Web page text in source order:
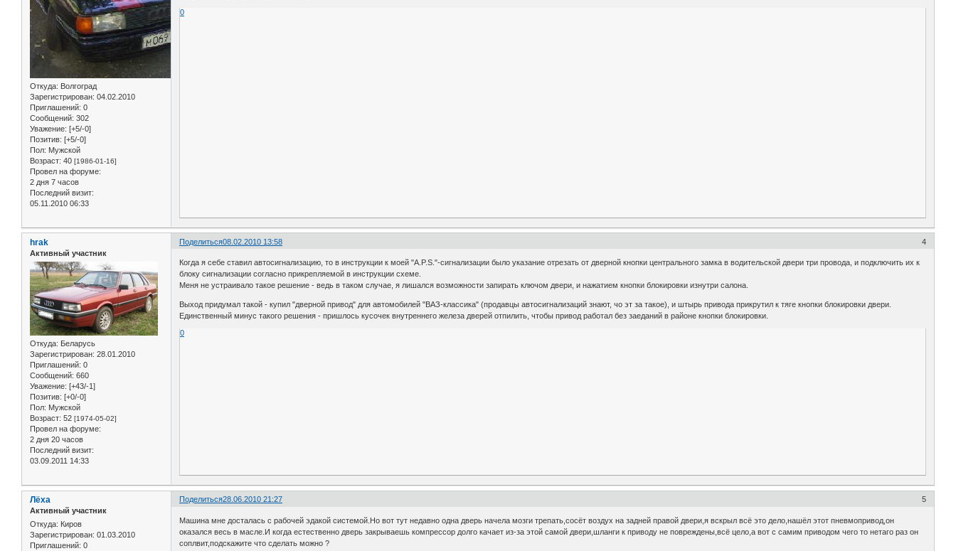
Откуда: Волгоград
Зарегистрирован: 04.02.2010
Приглашений: 0
Сообщений: 302
Уважение: [+5/-0]
Позитив: [+5/-0]
Пол: Мужской
Возраст: 40 [1986-01-16]
Провел на форуме:
2 дня 7 часов
Последний визит:
05.11.2010 06:33
0
Поделиться 4
08.02.2010 13:58
hrak
Активный участник
Откуда: Беларусь
Зарегистрирован: 28.01.2010
Приглашений: 0
Сообщений: 660
Уважение: [+43/-1]
Позитив: [+0/-0]
Пол: Мужской
Возраст: 52 [1974-05-02]
Провел на форуме:
2 дня 20 часов
Последний визит:
03.09.2011 14:33
Когда я себе ставил автосигнализацию, то в инструкции к моей "A.P.S."-сигнализации было указание отрезать от дверной кнопки центрального замка в водительской двери три провода, и подключить их к
блоку сигнализации согласно прикрепляемой в инструкции схеме.
Меня не устраивало такое решение - ведь в таком случае, я лишался возможности запирать ключом двери, и нажатием кнопки блокировки изнутри салона.
Выход придумал такой - купил "дверной привод" для автомобилей "ВАЗ-классика" (продавцы автосигнализаций знают, чо эт за такое), и штырь привода прикрутил к тяге кнопки блокировки двери.
Единственный минус такого решения - пришлось кусочек внутреннего железа дверей отпилить, чтобы привод работал без заеданий в районе кнопки блокировки.
0
Поделиться 5
28.06.2010 21:27
Лёха
Активный участник
Откуда: Киров
Зарегистрирован: 01.03.2010
Приглашений: 0
Машина мне досталась с рабочей эдакой системой.Но вот тут недавно одна дверь начела мозги трепать,сосёт воздух на задней правой двери,я вскрыл всё это дело,нашёл этот пневмопривод,он
оказался весь в масле.И когда естественно дверь закрываешь компрессор долго качает из-за этой самой двери,шланги к приводу не повреждены,всё цело,а вот с самим приводом чего то нетаго раз он
соплвит,подскажите что сделать можно ?